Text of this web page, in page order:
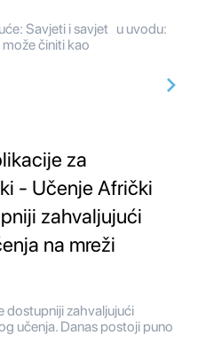
Savjeti i savjet u uvodu:
činiti kao
za
- Učenje Afrički
zahvaljujući
na mreži
dostupniji zahvaljujući
učenja. Danas postoji puno